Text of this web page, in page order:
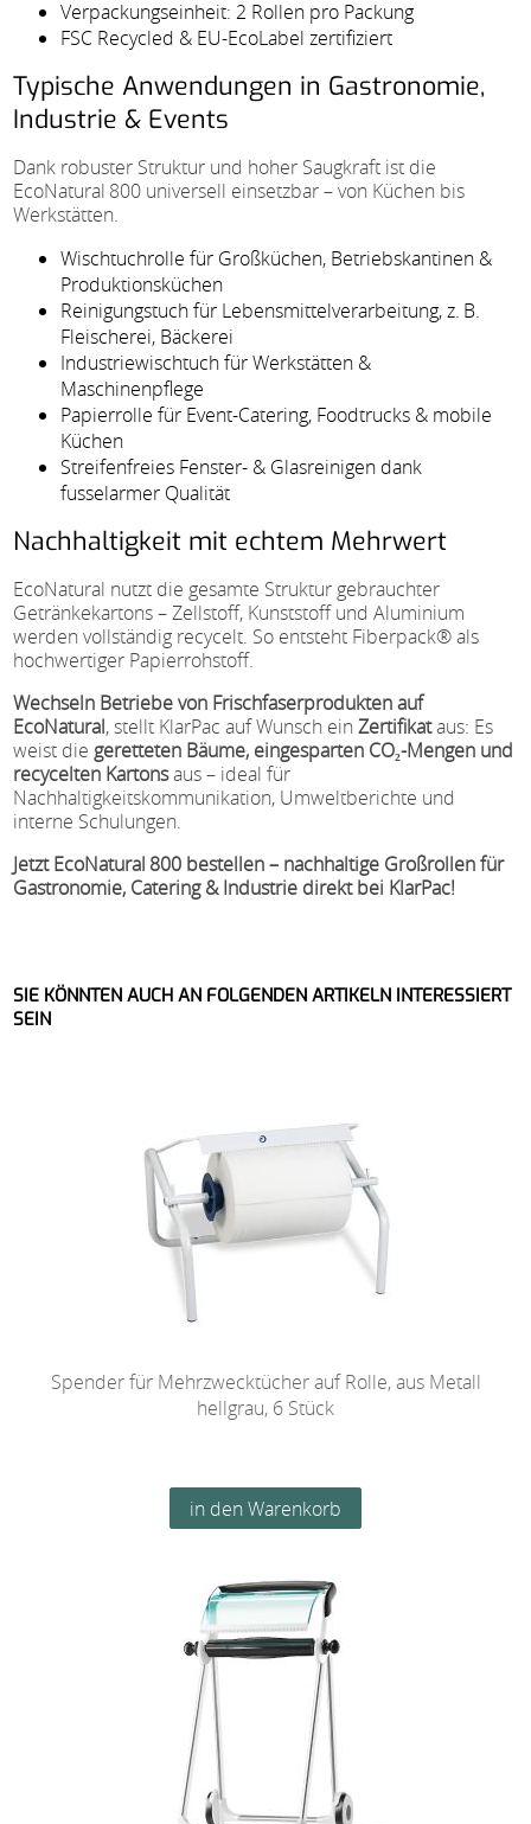
Verpackungseinheit: 2 Rollen pro Packung
FSC Recycled & EU-EcoLabel zertifiziert
Typische Anwendungen in Gastronomie,
Industrie & Events
Dank robuster Struktur und hoher Saugkraft ist die
EcoNatural 800 universell einsetzbar – von Küchen bis
Werkstätten.
Wischtuchrolle für Großküchen, Betriebskantinen &
Produktionsküchen
Reinigungstuch für Lebensmittelverarbeitung, z. B.
Fleischerei, Bäckerei
Industriewischtuch für Werkstätten &
Maschinenpflege
Papierrolle für Event-Catering, Foodtrucks & mobile
Küchen
Streifenfreies Fenster- & Glasreinigen dank
fusselarmer Qualität
Nachhaltigkeit mit echtem Mehrwert
EcoNatural nutzt die gesamte Struktur gebrauchter
Getränkekartons – Zellstoff, Kunststoff und Aluminium
werden vollständig recycelt. So entsteht Fiberpack® als
hochwertiger Papierrohstoff.
Wechseln Betriebe von Frischfaserprodukten auf
EcoNatural, stellt KlarPac auf Wunsch einZertifikataus: Es
weist die geretteten Bäume, eingesparten CO₂-Mengen und
recycelten Kartonsaus – ideal für
Nachhaltigkeitskommunikation, Umweltberichte und
interne Schulungen.
Jetzt EcoNatural 800 bestellen – nachhaltige Großrollen für
Gastronomie, Catering & Industrie direkt bei KlarPac!
SIE KÖNNTEN AUCH AN FOLGENDEN ARTIKELN INTERESSIERT
SEIN
Spender für Mehrzwecktücher auf Rolle, aus Metall
hellgrau, 6 Stück